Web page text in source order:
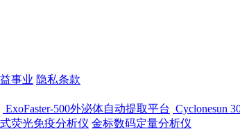
事业 隐私条款
ExoFaster-500外泌体自动提取平台 Cyclonesun
荧光免疫分析仪 金标数码定量分析仪